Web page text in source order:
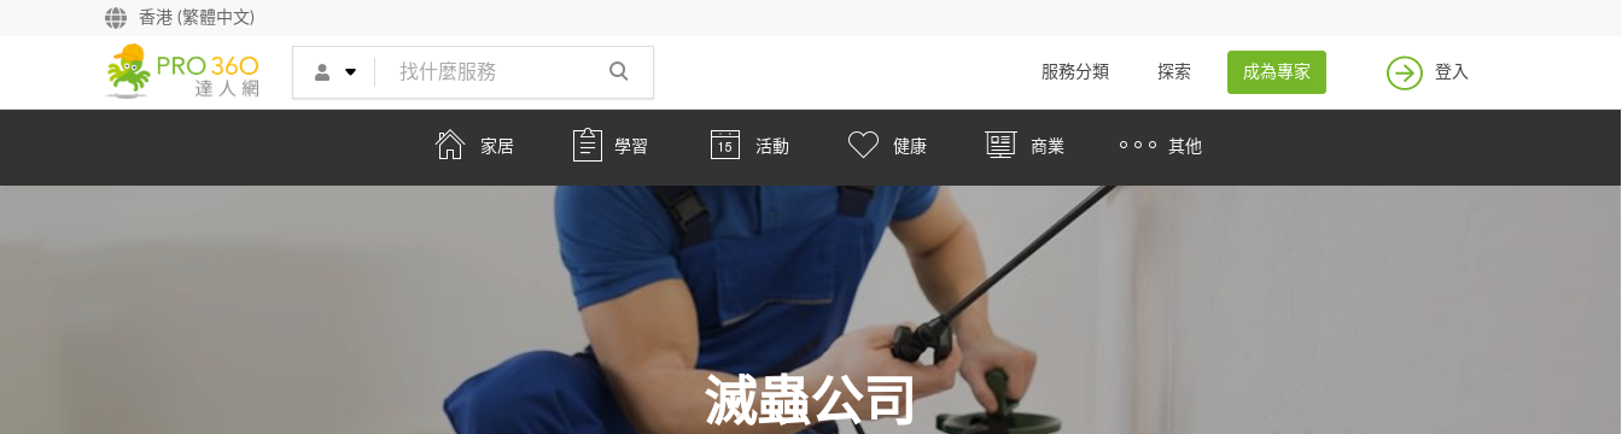
香港 (繁體中文)
服務分類 探索 成為專家 登入
找專家 買服務
登入
家居 學習 活動 健康 商業 其他
滅蟲公司